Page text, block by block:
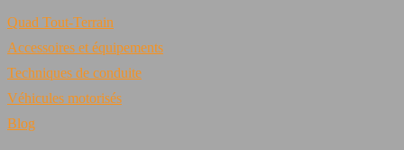
Quad Tout-Terrain
Accessoires et équipements
Techniques de conduite
Véhicules motorisés
Blog